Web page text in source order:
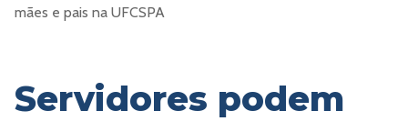
mães e pais na UFCSPA
Servidores podem